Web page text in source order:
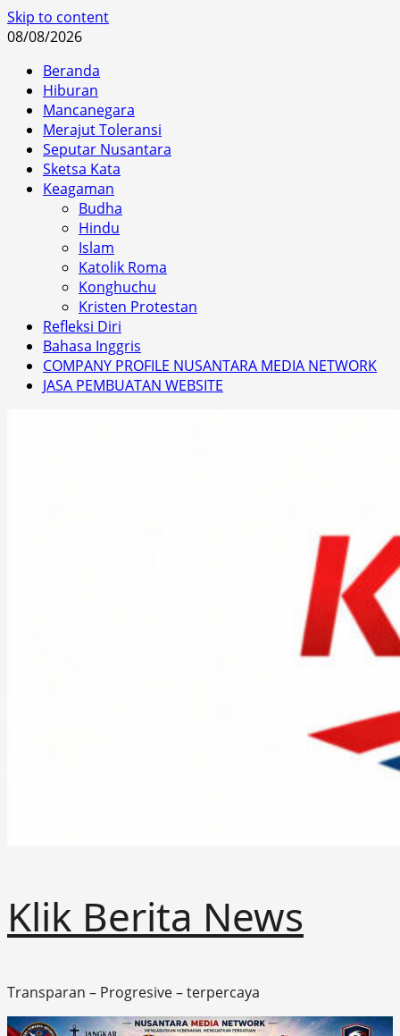
Skip to content
08/08/2026
Beranda
Hiburan
Mancanegara
Merajut Toleransi
Seputar Nusantara
Sketsa Kata
Keagaman
Budha
Hindu
Islam
Katolik Roma
Konghuchu
Kristen Protestan
Refleksi Diri
Bahasa Inggris
COMPANY PROFILE NUSANTARA MEDIA NETWORK
JASA PEMBUATAN WEBSITE
Klik Berita News
Transparan – Progresive – terpercaya